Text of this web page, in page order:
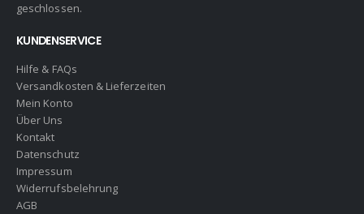
geschlossen.
KUNDENSERVICE
Hilfe & FAQs
Versandkosten & Lieferzeiten
Mein Konto
Über Uns
Kontakt
Datenschutz
Impressum
Widerrufsbelehrung
AGB